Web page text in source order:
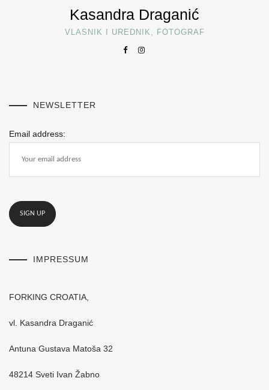
Kasandra Draganić
VLASNIK I UREDNIK, FOTOGRAF
NEWSLETTER
Email address:
IMPRESSUM
FORKING CROATIA,
vl. Kasandra Draganić
Antuna Gustava Matoša 32
48214 Sveti Ivan Žabno